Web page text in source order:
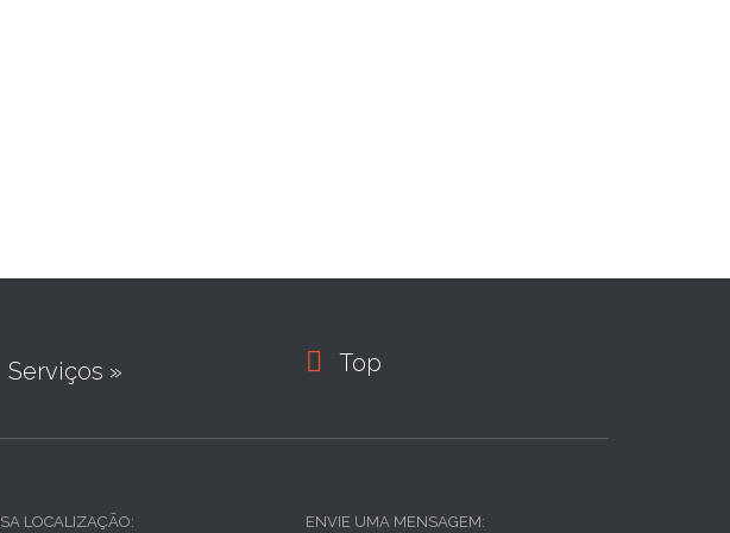
Serviços »  Top
LOCALIZAÇÃO: ENVIE UMA MENSAGEM: